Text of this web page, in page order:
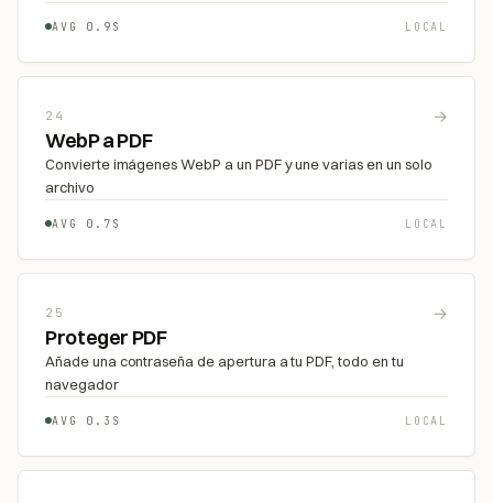
AVG 0.9S LOCAL
24 →
WebP a PDF
Convierte imágenes WebP a un PDF y une varias en un solo
archivo
AVG 0.7S LOCAL
25 →
Proteger PDF
Añade una contraseña de apertura a tu PDF, todo en tu
navegador
AVG 0.3S LOCAL